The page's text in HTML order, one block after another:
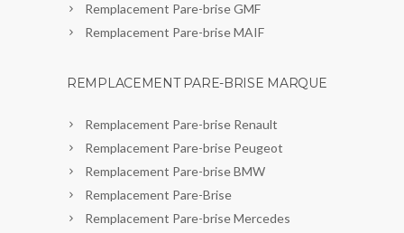
Remplacement Pare-brise GMF
Remplacement Pare-brise MAIF
REMPLACEMENT PARE-BRISE MARQUE
Remplacement Pare-brise Renault
Remplacement Pare-brise Peugeot
Remplacement Pare-brise BMW
Remplacement Pare-Brise
Remplacement Pare-brise Mercedes